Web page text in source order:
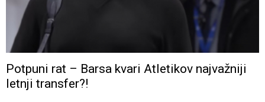
Potpuni rat – Barsa kvari Atletikov najvažniji
letnji transfer?!